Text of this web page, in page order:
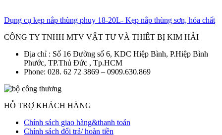
Dụng cụ kẹp nắp thùng phuy 18-20L- Kẹp nắp thùng sơn, hóa chất
CÔNG TY TNHH MTV VẬT TƯ VÀ THIẾT BỊ KIM HẢI
Địa chỉ : Số 16 Đường số 6, KDC Hiệp Bình, P.Hiệp Bình
Phước, TP.Thủ Đức , Tp.HCM
Phone: 028. 62 72 3869 – 0909.630.869
HỖ TRỢ KHÁCH HÀNG
Chính sách giao hàng&thanh toán
Chính sách đổi trả/ hoàn tiền